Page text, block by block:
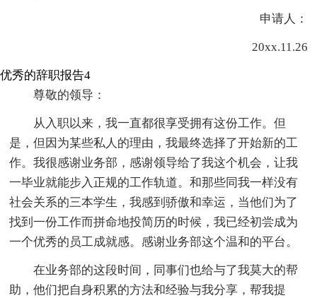
申请人：
20xx.11.26
优秀的辞职报告4
尊敬的领导：
从入职以来，我一直都很享受拥有这份工作。但
是，但因为某些私人的理由，我最终选择了开始新的工
作。我很感谢业务部，感谢领导给了我这个机会，让我
一毕业就能步入正规的工作轨道。和那些同我一样没有
社会关系的三本学生，我感到骄傲和幸运，当他们为了
找到一份工作而拼命地投简历的时候，我已经初尝成为
一个优秀的员工成就感。感谢业务部这个温和的平台。
在业务部的这段时间，同事们也给与了我莫大的帮
助，他们把自身积累的方法和经验与我分享，帮我提